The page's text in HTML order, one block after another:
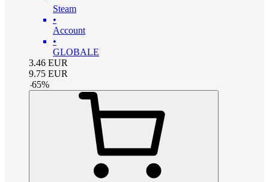
Steam
•
Account
•
GLOBALE
3.46 EUR
9.75 EUR
-65%